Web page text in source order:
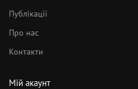
Публікації
Про нас
Контакти
Мій акаунт